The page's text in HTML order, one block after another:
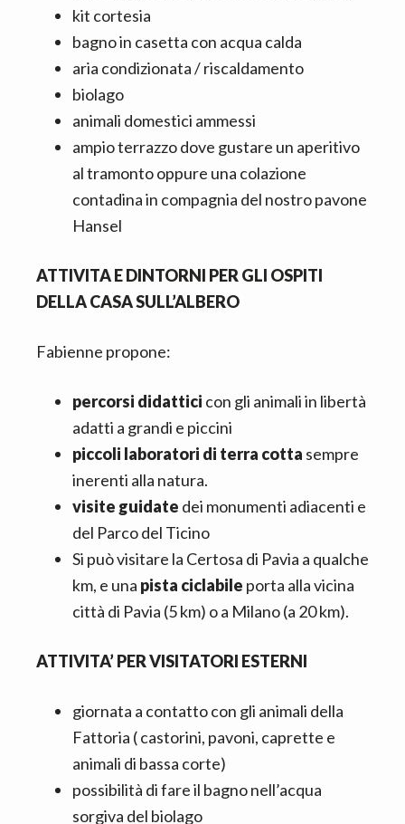
kit cortesia
bagno in casetta con acqua calda
aria condizionata / riscaldamento
biolago
animali domestici ammessi
ampio terrazzo dove gustare un aperitivo
al tramonto oppure una colazione
contadina in compagnia del nostro pavone
Hansel
ATTIVITA E DINTORNI PER GLI OSPITI
DELLA CASA SULL’ALBERO
Fabienne propone:
percorsi didattici con gli animali in libertà
adatti a grandi e piccini
piccoli laboratori di terra cotta sempre
inerenti alla natura.
visite guidate dei monumenti adiacenti e
del Parco del Ticino
Si può visitare la Certosa di Pavia a qualche
km, e una pista ciclabile porta alla vicina
città di Pavia (5 km) o a Milano (a 20 km).
ATTIVITA’ PER VISITATORI ESTERNI
giornata a contatto con gli animali della
Fattoria ( castorini, pavoni, caprette e
animali di bassa corte)
possibilità di fare il bagno nell’acqua
sorgiva del biolago